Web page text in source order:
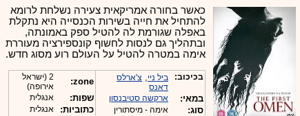
זמינים במייל ובטלפון. האתר
לרשותכם פעיל 24/7
צוות דיוידי מאסטר ישיר.
אנחנו כאן לכול שאלה וזמינים
במענה הטלפוני שלנו.ובמייל
.האתר לרשותכם 24/7
מענה טלפוני: 09-7652392
צוות דיוידי מאסטר ישיר.
כאשר בחורה אמריקאית צעירה נשלחת לרומא
להתחיל את חייה בשירות הכנסייה היא נתקלת
באפלה שגורמת לה להטיל ספק באמונתה,
ובתהליך גם לנסות לחשוף קונספירציה מעוררת
אימה במטרה להטיל על העולם רוע מסוג חדש.
בכיכוב: ביל ניי, צ'ארלס
דאנס
במאי: ארקשה סטיבנסון
סוג: אימה - מיסתורין
zone:
2 (ישראל
אירופה)
שפות: אנגלית
כתוביות: אנגלית